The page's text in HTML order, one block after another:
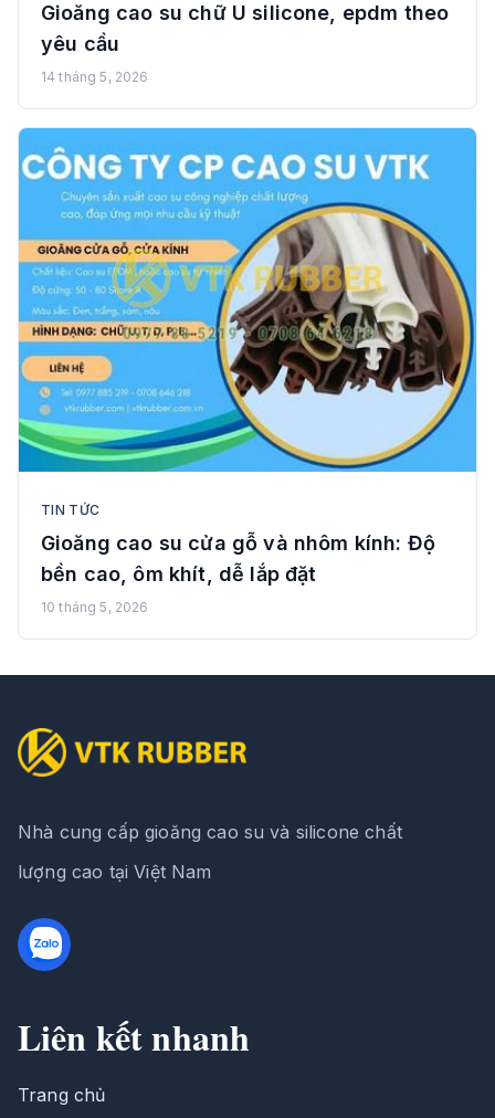
Gioăng cao su chữ U silicone, epdm theo
yêu cầu
14 tháng 5, 2026
TIN TỨC
Gioăng cao su cửa gỗ và nhôm kính: Độ
bền cao, ôm khít, dễ lắp đặt
10 tháng 5, 2026
Nhà cung cấp gioăng cao su và silicone chất
lượng cao tại Việt Nam
Liên kết nhanh
Trang chủ